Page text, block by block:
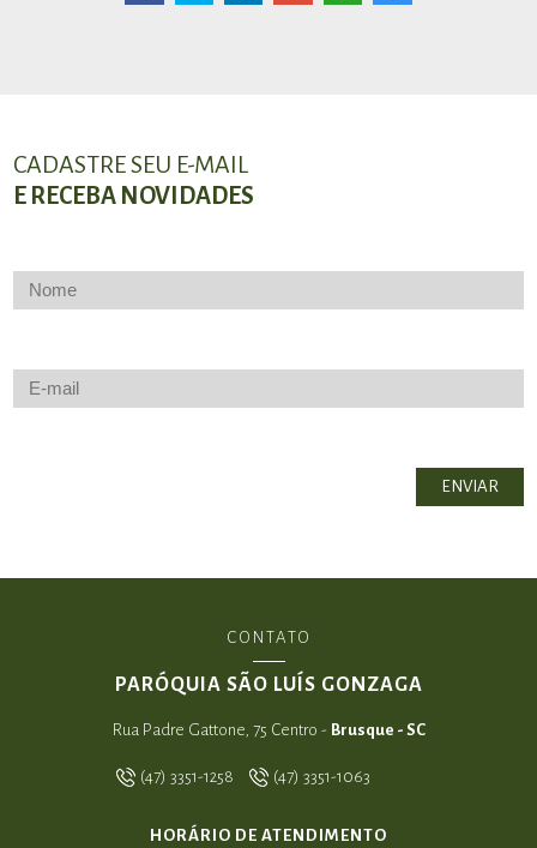
CADASTRE SEU E-MAIL
E RECEBA NOVIDADES
CONTATO
PARÓQUIA SÃO LUÍS GONZAGA
Rua Padre Gattone, 75 Centro - Brusque - SC
(47) 3351-1258 (47) 3351-1063
HORÁRIO DE ATENDIMENTO